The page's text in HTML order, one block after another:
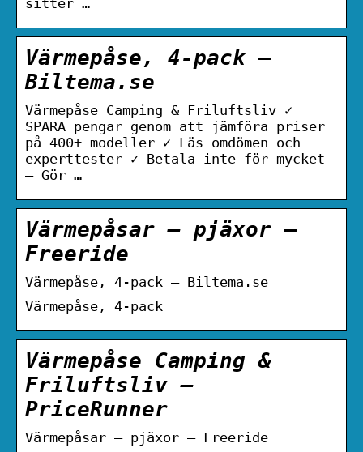
Värmepåse, 4-pack –
Biltema.se
Värmepåse Camping & Friluftsliv ✓
SPARA pengar genom att jämföra priser
på 400+ modeller ✓ Läs omdömen och
experttester ✓ Betala inte för mycket
– Gör …
Värmepåsar – pjäxor –
Freeride
Värmepåse, 4-pack – Biltema.se
Värmepåse, 4-pack
Värmepåse Camping &
Friluftsliv –
PriceRunner
Värmepåsar – pjäxor – Freeride